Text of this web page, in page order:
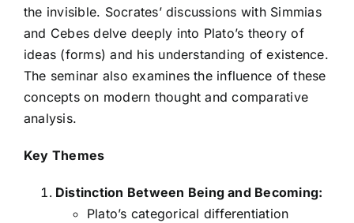
the invisible. Socrates’ discussions with Simmias
and Cebes delve deeply into Plato’s theory of
ideas (forms) and his understanding of existence.
The seminar also examines the influence of these
concepts on modern thought and comparative
analysis.
Key Themes
Distinction Between Being and Becoming:
Plato’s categorical differentiation